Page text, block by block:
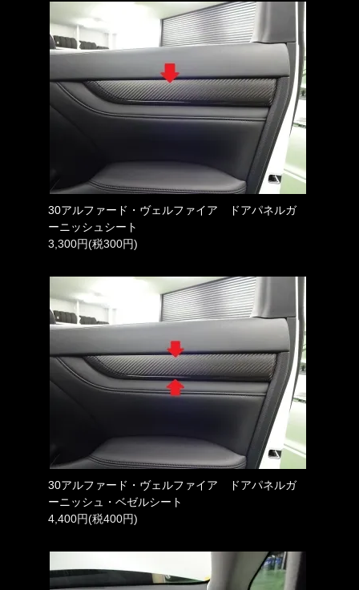
30アルファード・ヴェルファイア ドアパネルガ
ーニッシュシート
3,300円(税300円)
30アルファード・ヴェルファイア ドアパネルガ
ーニッシュ・ベゼルシート
4,400円(税400円)